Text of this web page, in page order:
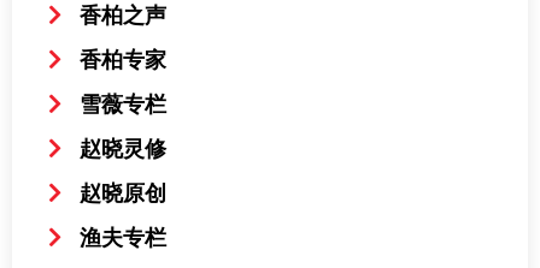
香柏之声
香柏专家
雪薇专栏
赵晓灵修
赵晓原创
渔夫专栏